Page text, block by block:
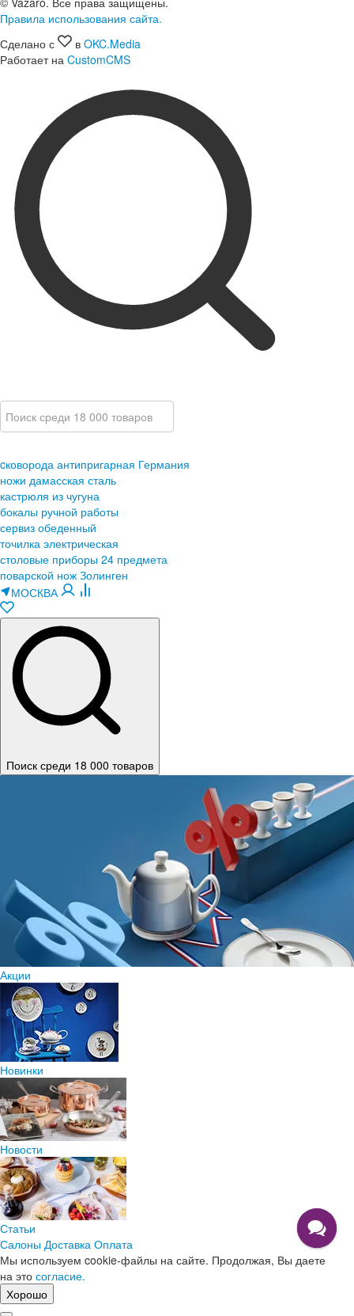
Правила использования сайта.
Сделано с
в OKC.Media
Работает на CustomCMS
cковорода антипригарная Германия
ножи дамасская сталь
кастрюля из чугуна
бокалы ручной работы
сервиз обеденный
точилка электрическая
столовые приборы 24 предмета
поварской нож Золинген
МОСКВА
Поиск среди 18 000 товаров
Акции
Новинки
Новости
Статьи
Салоны Доставка Оплата
Мы используем cookie-файлы на сайте. Продолжая, Вы даете
на это согласие.
Хорошо